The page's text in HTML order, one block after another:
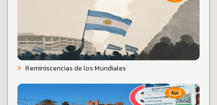
Reminiscencias de los Mundiales